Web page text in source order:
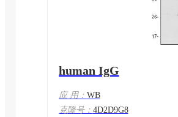
human IgG
应 用： WB
克隆号： 4D2D9G8